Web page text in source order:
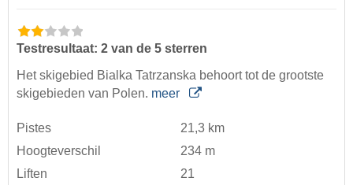
Testresultaat: 2 van de 5 sterren
Het skigebied Bialka Tatrzanska behoort tot de grootste
skigebieden van Polen. meer
Pistes
21,3 km
Hoogteverschil
234 m
Liften
21